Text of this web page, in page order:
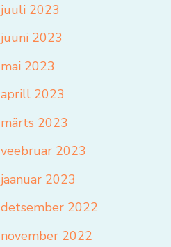
juuli 2023
juuni 2023
mai 2023
aprill 2023
märts 2023
veebruar 2023
jaanuar 2023
detsember 2022
november 2022